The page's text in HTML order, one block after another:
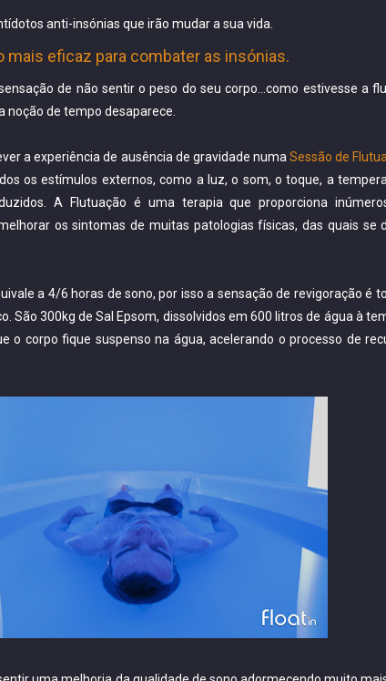
anti-insónias que irão mudar a sua vida.
mais eficaz para combater as insónias.
de não sentir o peso do seu corpo...como estivesse a
noção de tempo desaparece.
a experiência de ausência de gravidade numa Sessão de
os estímulos externos, como a luz, o som, o toque, a
A Flutuação é uma terapia que proporciona
os sintomas de muitas patologias físicas, das quais se
a 4/6 horas de sono, por isso a sensação de revigoração é
São 300kg de Sal Epsom, dissolvidos em 600 litros de água à
o corpo fique suspenso na água, acelerando o processo de